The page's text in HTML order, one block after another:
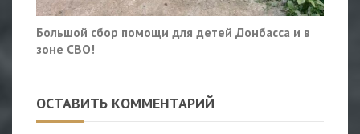
Большой сбор помощи для детей Донбасса и в
зоне СВО!
ОСТАВИТЬ КОММЕНТАРИЙ